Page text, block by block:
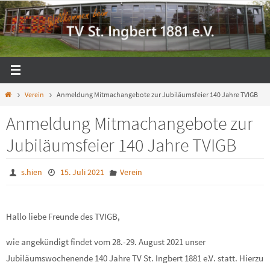
Zum
Inhalt
springen
StartVerein Anmeldung Mitmachangebote zur Jubiläumsfeier 140 Jahre TVIGB
Anmeldung Mitmachangebote zur
Jubiläumsfeier 140 Jahre TVIGB
s.hien 15. Juli 2021 Verein
Hallo liebe Freunde des TVIGB,
wie angekündigt findet vom 28.-29. August 2021 unser
Jubiläumswochenende 140 Jahre TV St. Ingbert 1881 e.V. statt. Hierzu